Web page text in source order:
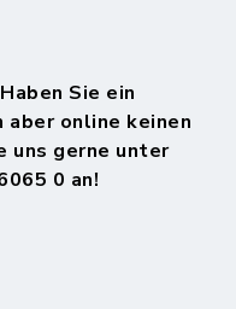
Haben Sie ein
online keinen
uns gerne unter
0 an!